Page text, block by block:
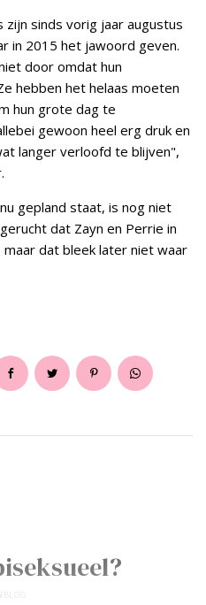
zijn sinds vorig jaar augustus
in 2015 het jawoord geven.
door omdat hun
hebben het helaas moeten
hun grote dag te
gewoon heel erg druk en
langer verloofd te blijven",
gepland staat, is nog niet
dat Zayn en Perrie in
maar dat bleek later niet waar